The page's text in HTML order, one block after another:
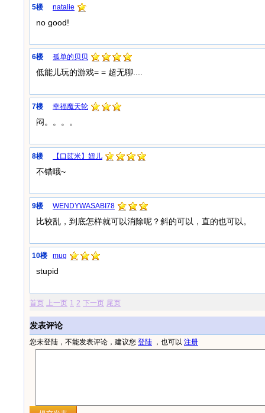
5楼 natalie
no good!
6楼 孤单的贝贝
低能儿玩的游戏= = 超无聊....
7楼 幸福魔天轮
闷。。。。
8楼 【口苡米】妞儿
不错哦~
9楼 WENDYWASABI78
比较乱，到底怎样就可以消除呢？斜的可以，直的也可以。
10楼 mug
stupid
首页 上一页 1 2 下一页 尾页
发表评论
您未登陆，不能发表评论，建议您 登陆 ，也可以 注册